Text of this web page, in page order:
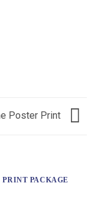
Poster Print
PRINT PACKAGE